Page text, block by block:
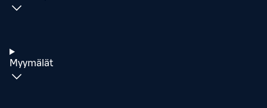
Myymälät